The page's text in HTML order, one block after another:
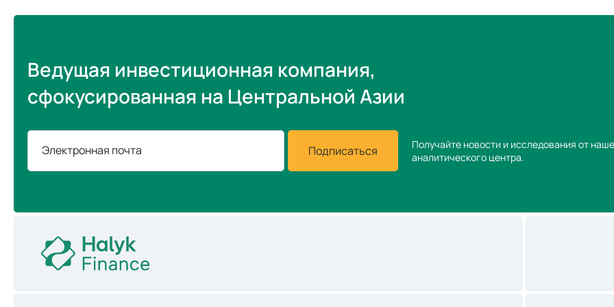
Ведущая инвестиционная компания,
сфокусированная на Центральной Азии
Электронная почта Подписаться
Получайте новости и исследования от
аналитического центра.